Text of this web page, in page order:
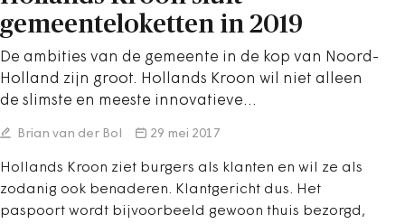
gemeenteloketten in 2019
De ambities van de gemeente in de kop van Noord-
Holland zijn groot. Hollands Kroon wil niet alleen
de slimste en meeste innovatieve…
Brian van der Bol 29 mei 2017
Hollands Kroon ziet burgers als klanten en wil ze als
zodanig ook benaderen. Klantgericht dus. Het
paspoort wordt bijvoorbeeld gewoon thuis bezorgd,